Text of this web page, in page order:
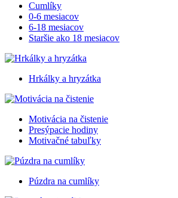
Cumlíky
0-6 mesiacov
6-18 mesiacov
Staršie ako 18 mesiacov
Hrkálky a hryzátka
Motivácia na čistenie
Presýpacie hodiny
Motivačné tabuľky
Púzdra na cumlíky